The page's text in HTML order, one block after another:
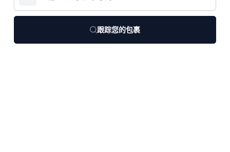
跟踪您的包裹